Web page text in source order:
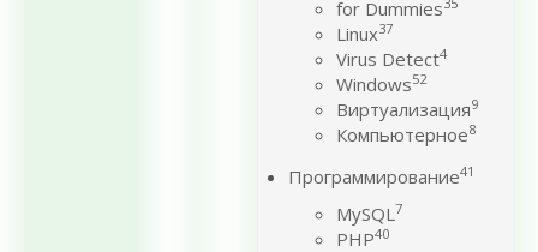
for Dummies
Linux37
Virus Detect4
Windows52
Виртуализация9
Компьютерное8
Программирование41
MySQL7
PHP40